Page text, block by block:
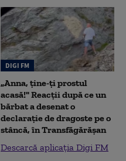
DIGI FM
„Anna, ţine-ţi prostul
acasă!" Reacţii după ce un
bărbat a desenat o
declaraţie de dragoste pe o
stâncă, în Transfăgărăşan
Descarcă aplicația Digi FM